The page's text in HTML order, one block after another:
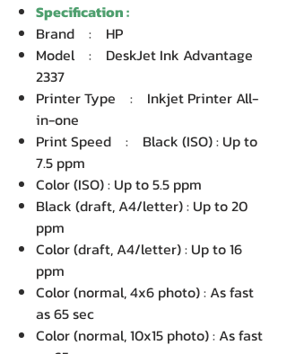
Specification :
Brand : HP
Model : DeskJet Ink Advantage
2337
Printer Type : Inkjet Printer All-
in-one
Print Speed : Black (ISO) : Up to
7.5 ppm
Color (ISO) : Up to 5.5 ppm
Black (draft, A4/letter) : Up to 20
ppm
Color (draft, A4/letter) : Up to 16
ppm
Color (normal, 4x6 photo) : As fast
as 65 sec
Color (normal, 10x15 photo) : As fast